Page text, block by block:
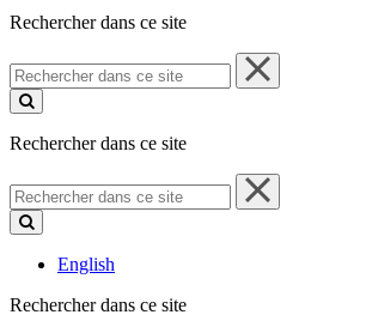
Rechercher dans ce site
Rechercher
dans
ce
Rechercher dans ce site
Rechercher
dans
ce
English
Rechercher dans ce site